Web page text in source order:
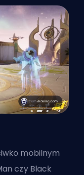
mobilnym
czy Black